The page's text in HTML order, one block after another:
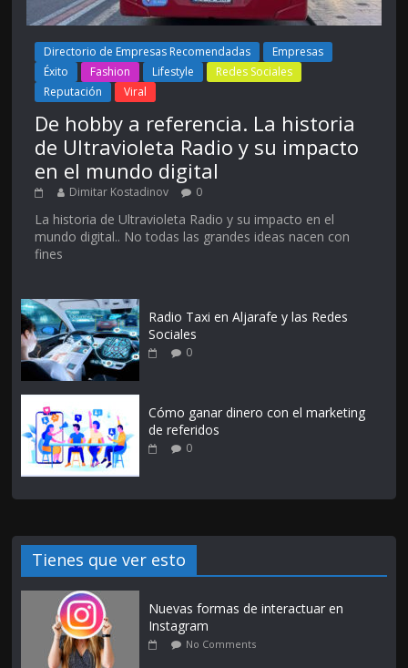
Directorio de Empresas Recomendadas
Empresas
Éxito
Fashion Lifestyle
Redes Sociales
Reputación
Viral
De hobby a referencia. La historia
de Ultravioleta Radio y su impacto
en el mundo digital
Dimitar Kostadinov 0
La historia de Ultravioleta Radio y su impacto en el
mundo digital.. No todas las grandes ideas nacen con
fines
Radio Taxi en Aljarafe y las Redes
Sociales
0
Cómo ganar dinero con el marketing
de referidos
0
Tienes que ver esto
Nuevas formas de interactuar en
Instagram
No Comments